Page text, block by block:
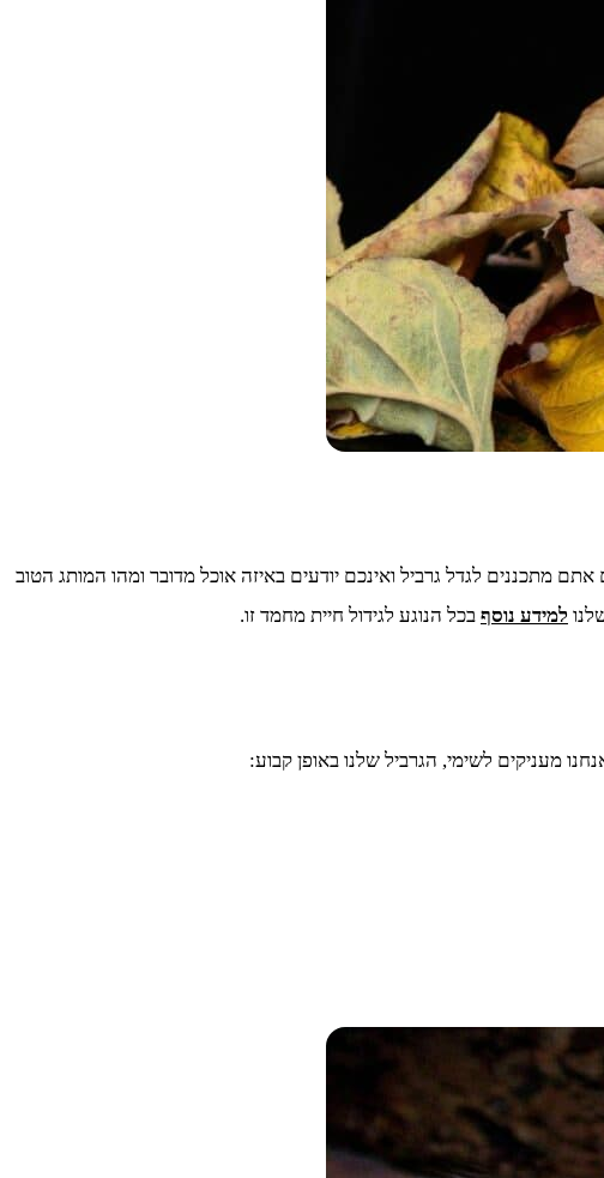
מתכננים לגדל גרביל ואינכם יודעים באיזה אוכל מדובר ומהו המותג הטוב
למידע נוסף בכל הנוגע לגידול חיית מחמד זו.
מעניקים לשימי, הגרביל שלנו באופן קבוע: